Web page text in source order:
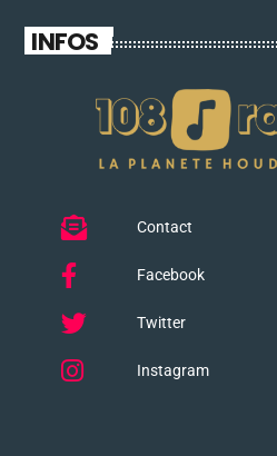
INFOS
Contact
Facebook
Twitter
Instagram